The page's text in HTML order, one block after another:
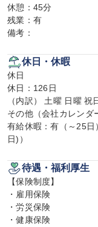
休憩：45分
残業：有
備考：
休日・休暇
休日
休日：126日
（内訳） 土曜 日曜 祝
その他（会社カレンダ
有給休暇：有（～25
日)）
待遇・福利厚生
【保険制度】
・雇用保険
・労災保険
・健康保険